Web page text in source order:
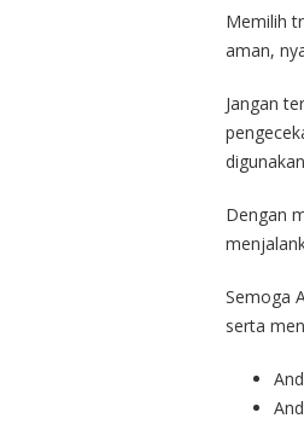
Memilih
aman,
Jangan
Dengan
Semoga
serta